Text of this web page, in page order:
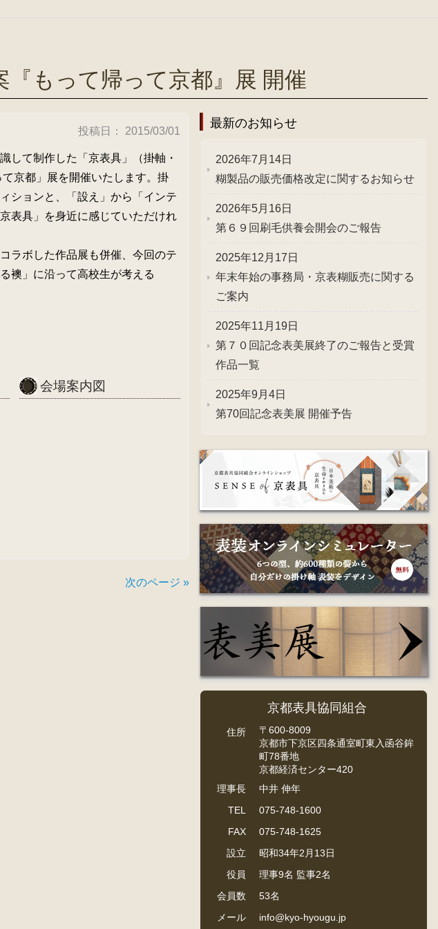
もって帰って京都』展 開催
投稿日： 2015/03/01
して制作した「京表具」（掛軸・
京都」展を開催いたします。掛
ョンと、「設え」から「インテ
表具」を身近に感じていただけれ
ラボした作品展も併催、今回のテ
襖」に沿って高校生が考える
会場案内図
次のページ »
最新のお知らせ
2026年7月14日
糊製品の販売価格改定に関するお知らせ
2026年5月16日
第６９回刷毛供養会開会のご報告
2025年12月17日
年末年始の事務局・京表糊販売に関する
ご案内
2025年11月19日
第７０回記念表美展終了のご報告と受賞
作品一覧
2025年9月4日
第70回記念表美展 開催予告
京都表具協同組合
住所
〒600-8009
京都市下京区四条通室町東入函谷鉾
町78番地
京都経済センター420
理事長
中井 伸年
TEL
075-748-1600
FAX
075-748-1625
設立
昭和34年2月13日
役員
理事9名 監事2名
会員数
53名
メール
info@kyo-hyougu.jp